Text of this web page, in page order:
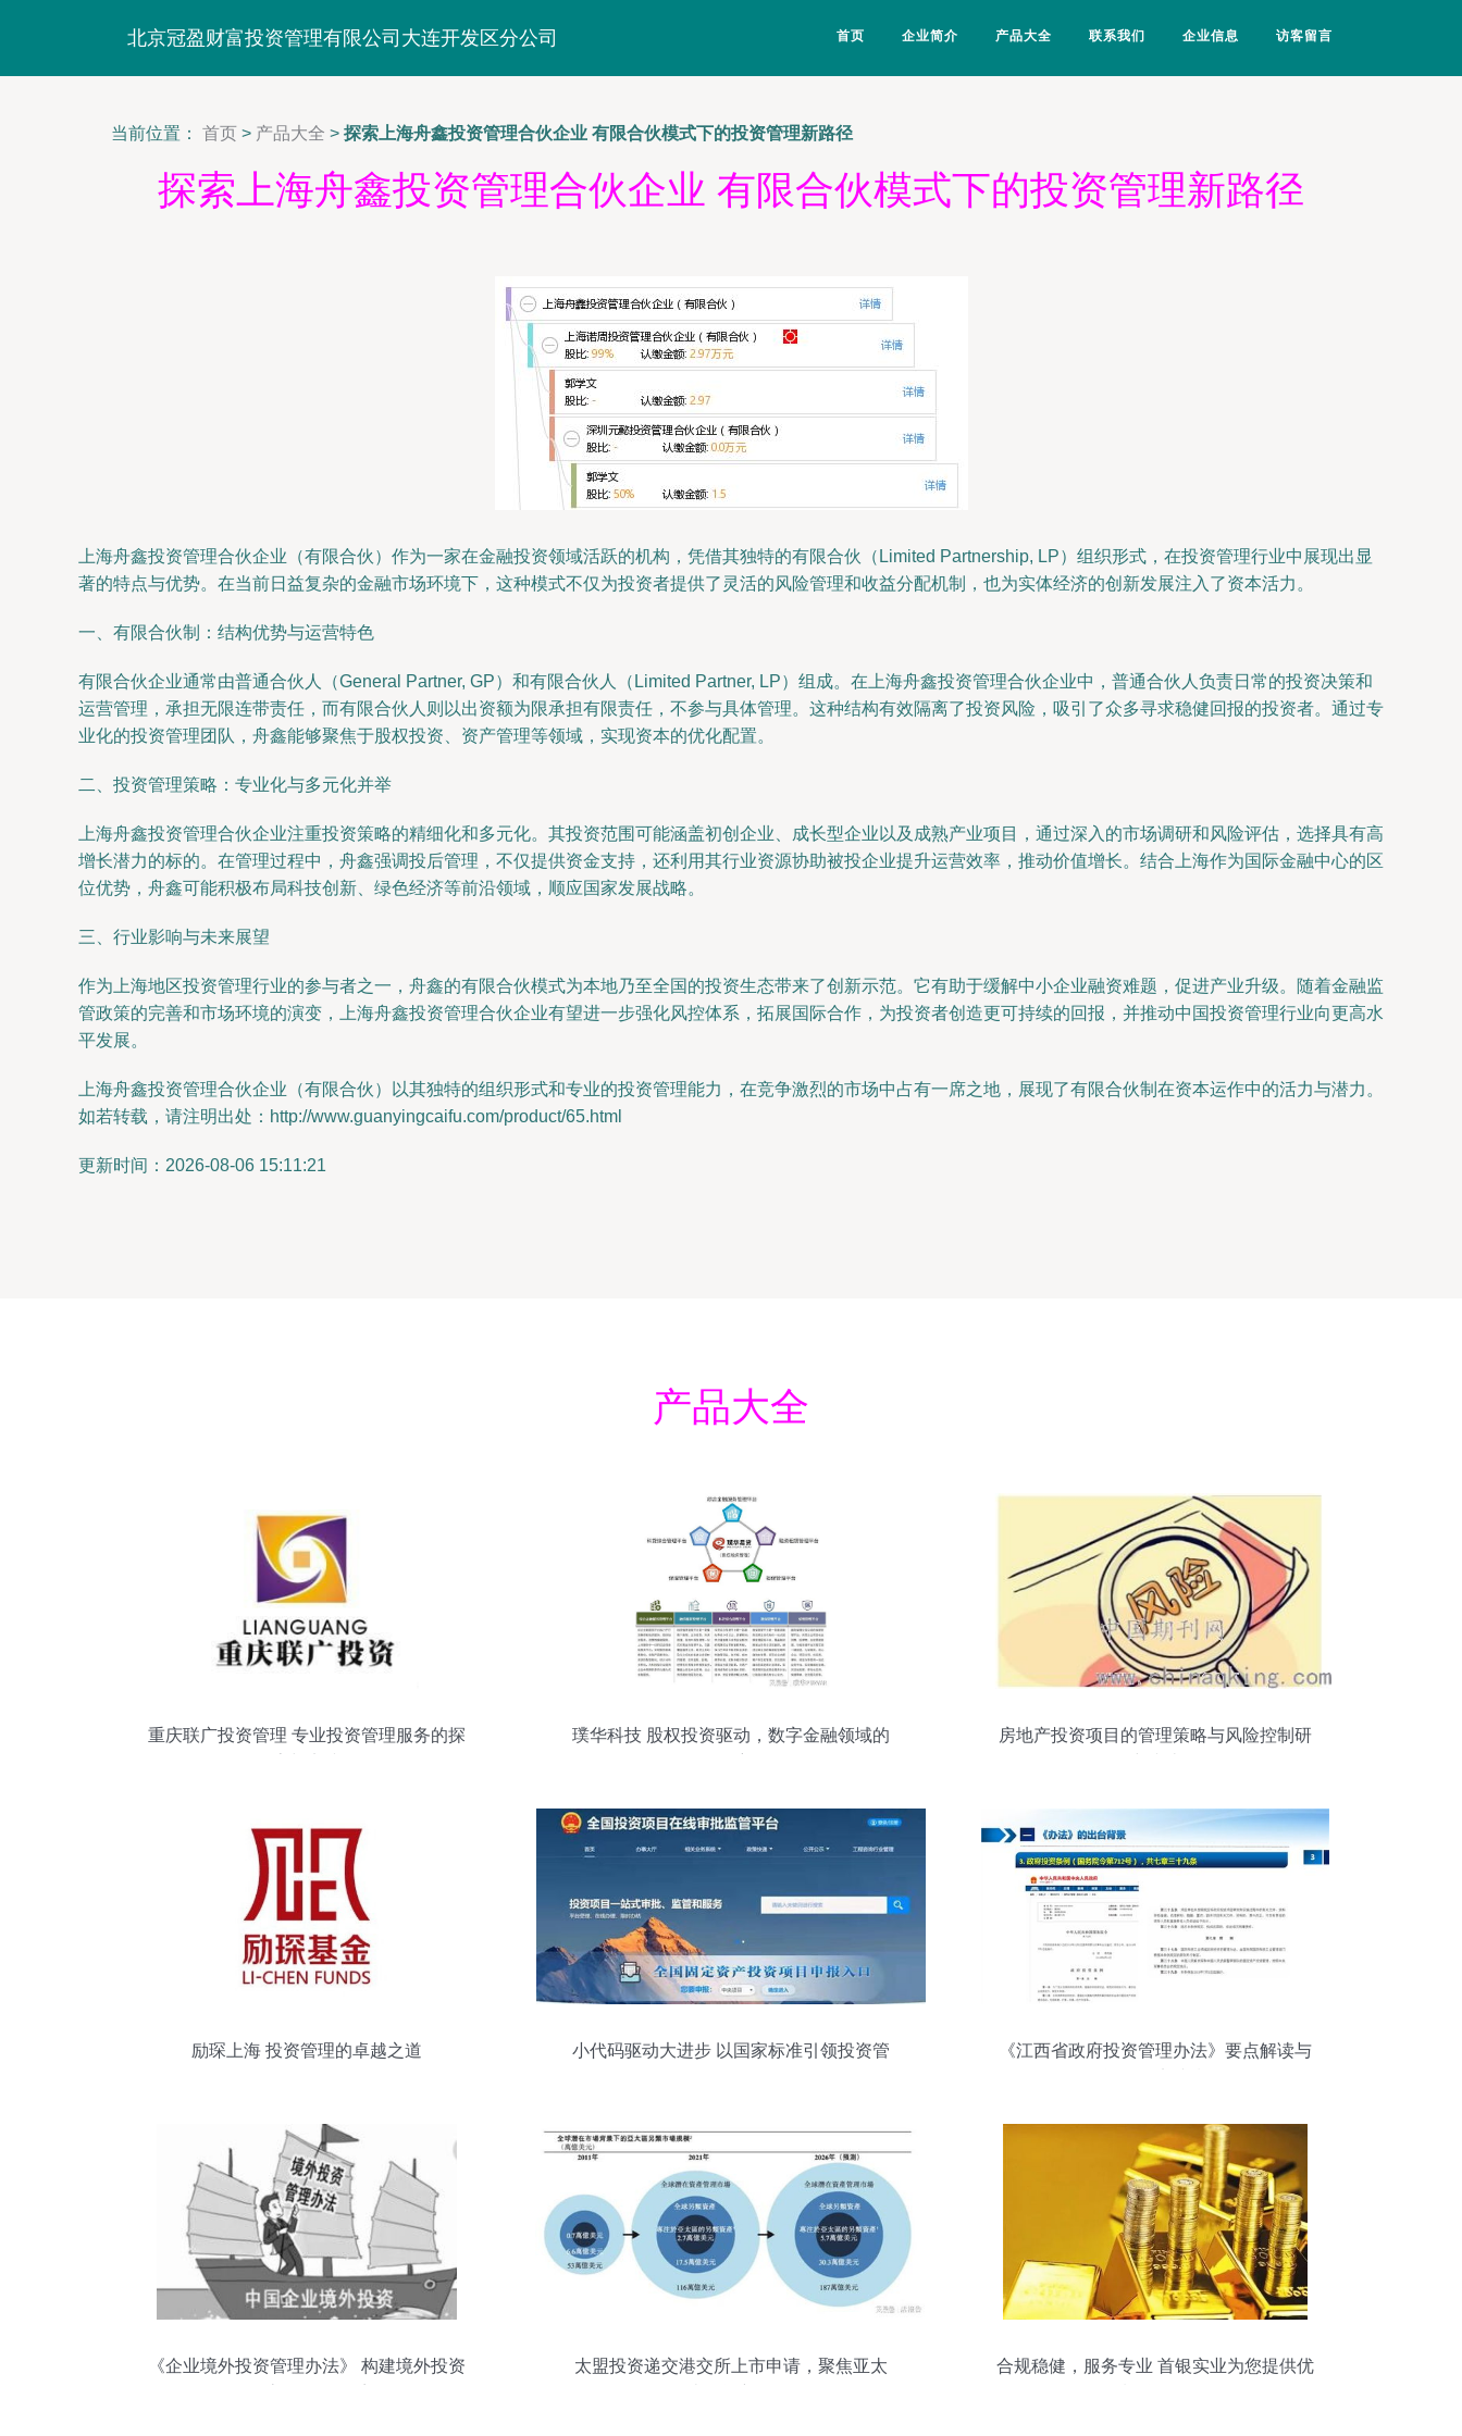
北京冠盈财富投资管理有限公司大连开发区分公司 首页 企业简介 产品大全 联系我们 企业信息 访客留言
当前位置： 首页 > 产品大全 > 探索上海舟鑫投资管理合伙企业 有限合伙模式下的投资管理新路径
探索上海舟鑫投资管理合伙企业 有限合伙模式下的投资管理新路径
上海舟鑫投资管理合伙企业（有限合伙）作为一家在金融投资领域活跃的机构，凭借其独特的有限合伙（Limited Partnership, LP）组织形式，在投资管理行业中展现出显
著的特点与优势。在当前日益复杂的金融市场环境下，这种模式不仅为投资者提供了灵活的风险管理和收益分配机制，也为实体经济的创新发展注入了资本活力。
一、有限合伙制：结构优势与运营特色
有限合伙企业通常由普通合伙人（General Partner, GP）和有限合伙人（Limited Partner, LP）组成。在上海舟鑫投资管理合伙企业中，普通合伙人负责日常的投资决策和
运营管理，承担无限连带责任，而有限合伙人则以出资额为限承担有限责任，不参与具体管理。这种结构有效隔离了投资风险，吸引了众多寻求稳健回报的投资者。通过专
业化的投资管理团队，舟鑫能够聚焦于股权投资、资产管理等领域，实现资本的优化配置。
二、投资管理策略：专业化与多元化并举
上海舟鑫投资管理合伙企业注重投资策略的精细化和多元化。其投资范围可能涵盖初创企业、成长型企业以及成熟产业项目，通过深入的市场调研和风险评估，选择具有高
增长潜力的标的。在管理过程中，舟鑫强调投后管理，不仅提供资金支持，还利用其行业资源协助被投企业提升运营效率，推动价值增长。结合上海作为国际金融中心的区
位优势，舟鑫可能积极布局科技创新、绿色经济等前沿领域，顺应国家发展战略。
三、行业影响与未来展望
作为上海地区投资管理行业的参与者之一，舟鑫的有限合伙模式为本地乃至全国的投资生态带来了创新示范。它有助于缓解中小企业融资难题，促进产业升级。随着金融监
管政策的完善和市场环境的演变，上海舟鑫投资管理合伙企业有望进一步强化风控体系，拓展国际合作，为投资者创造更可持续的回报，并推动中国投资管理行业向更高水
平发展。
上海舟鑫投资管理合伙企业（有限合伙）以其独特的组织形式和专业的投资管理能力，在竞争激烈的市场中占有一席之地，展现了有限合伙制在资本运作中的活力与潜力。
如若转载，请注明出处：http://www.guanyingcaifu.com/product/65.html
更新时间：2026-08-06 15:11:21
产品大全
重庆联广投资管理 专业投资管理服务的探
璞华科技 股权投资驱动，数字金融领域的
房地产投资项目的管理策略与风险控制研
励琛上海 投资管理的卓越之道
小代码驱动大进步 以国家标准引领投资管
《江西省政府投资管理办法》要点解读与
《企业境外投资管理办法》 构建境外投资
太盟投资递交港交所上市申请，聚焦亚太
合规稳健，服务专业 首银实业为您提供优